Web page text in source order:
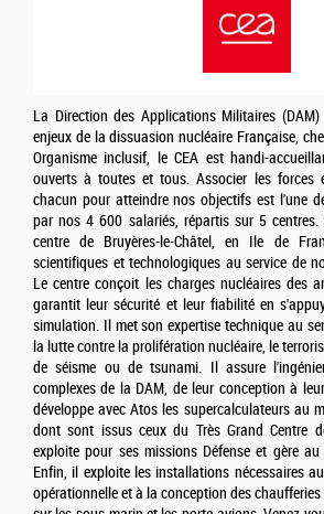
La Direction des Applications Militaires
enjeux de la dissuasion nucléaire Française,
Organisme inclusif, le CEA est handi-
ouverts à toutes et tous. Associer les forces
chacun pour atteindre nos objectifs est l'une
par nos 4 600 salariés, répartis sur 5
centre de Bruyères-le-Châtel, en Ile de
scientifiques et technologiques au service de
Le centre conçoit les charges nucléaires des
garantit leur sécurité et leur fiabilité en
simulation. Il met son expertise technique au
la lutte contre la prolifération nucléaire, le
de séisme ou de tsunami. Il assure
complexes de la DAM, de leur conception à
développe avec Atos les supercalculateurs au
dont sont issus ceux du Très Grand Centre
exploite pour ses missions Défense et gère
Enfin, il exploite les installations nécessaires
opérationnelle et à la conception des